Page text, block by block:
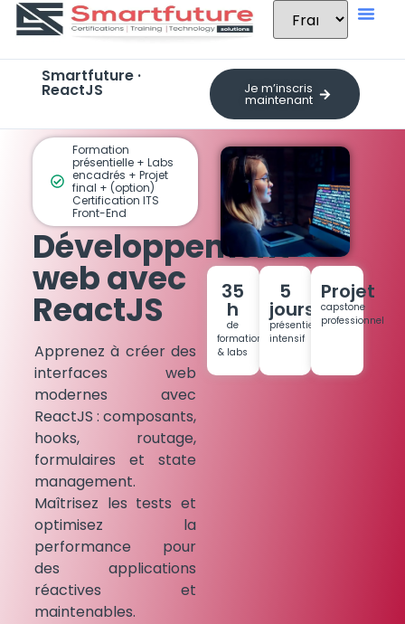
Smartfuture ·
ReactJS Je m’inscris
maintenant
Formation
présentielle + Labs
encadrés + Projet
final + (option)
Certification ITS
Front-End
Développement
web avec
ReactJS
Apprenez à créer des
interfaces web
modernes avec
ReactJS : composants,
hooks, routage,
formulaires et state
management.
Maîtrisez les tests et
optimisez la
performance pour
des applications
réactives et
maintenables.
35
h
de
formation
& labs
5
jours
présentiel
intensif
Projet
capstone
professionnel